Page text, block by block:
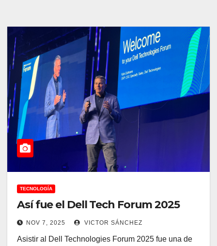
TECNOLOGÍA
Así fue el Dell Tech Forum 2025
NOV 7, 2025 VICTOR SÁNCHEZ
Asistir al Dell Technologies Forum 2025 fue una de